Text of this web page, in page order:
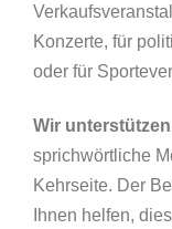
Konzerte, für
oder für
Wir
sprichwörtliche
Kehrseite. Der
Ihnen helfen,